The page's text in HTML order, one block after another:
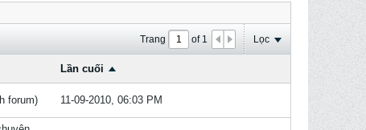
Trang of 1 Lọc
Lần cuối
forum) 11-09-2010, 06:03 PM